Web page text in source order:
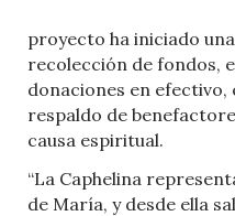
proyecto ha iniciado
recolección de fondos,
donaciones en efectivo,
respaldo de
causa espiritual.
“La Caphelina
de María, y desde ella